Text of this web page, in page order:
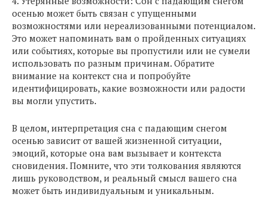
осенью может быть связан с упущенными
возможностями или нереализованными потенциалом.
Это может напоминать вам о пройденных ситуациях
или событиях, которые вы пропустили или не сумели
использовать по разным причинам. Обратите
внимание на контекст сна и попробуйте
идентифицировать, какие возможности или радости
вы могли упустить.
В целом, интерпретация сна с падающим снегом
осенью зависит от вашей жизненной ситуации,
эмоций, которые она вам вызывает и контекста
сновидения. Помните, что эти толкования являются
лишь руководством, и реальный смысл вашего сна
может быть индивидуальным и уникальным.